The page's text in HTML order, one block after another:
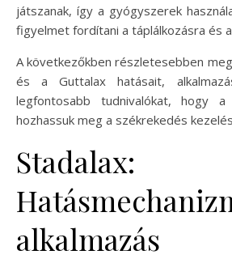
játszanak, így a gyógyszerek
figyelmet fordítani a táplálkozásra és
A következőkben részletesebben
és a Guttalax hatásait,
legfontosabb tudnivalókat, hogy
hozhassuk meg a székrekedés
Stadalax:
alkalmazás